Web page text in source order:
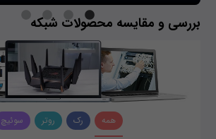
بررسی و مقایسه محصولات شبکه
همه رک روتر سوئیچ